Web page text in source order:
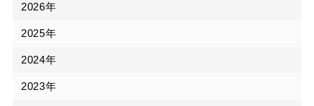
2026年
2025年
2024年
2023年